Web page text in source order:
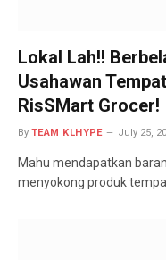
Lokal Lah!!
Usahawan
RisSMart Grocer!
By TEAM KLHYPE July 25,
Mahu mendapatkan
menyokong produk